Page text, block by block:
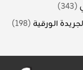
(343)
الورقية (198)